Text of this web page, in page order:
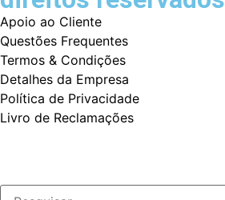
Apoio ao Cliente
Questões Frequentes
Termos & Condições
Detalhes da Empresa
Política de Privacidade
Livro de Reclamações